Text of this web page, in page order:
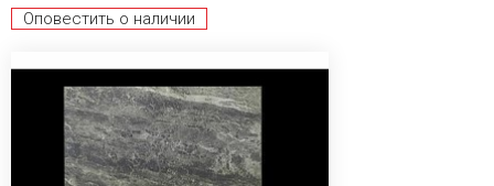
Оповестить о наличии